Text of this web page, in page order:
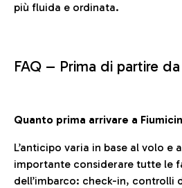
più fluida e ordinata.
FAQ – Prima di partire
Quanto prima arrivare a
L’anticipo varia in base al volo e
importante considerare tutte le
dell’imbarco: check-in, controlli